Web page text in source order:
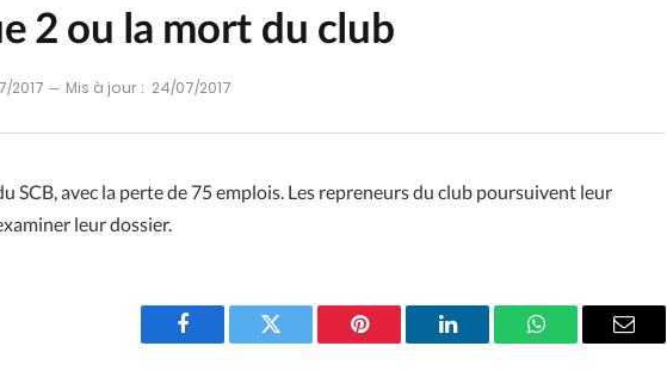
2 ou la mort du club
2017 Mis à jour : 24/07/2017
SCB, avec la perte de 75 emplois. Les repreneurs du club poursuivent leur
leur dossier.
Facebook Twitter Pinterest LinkedIn WhatsAppEmail